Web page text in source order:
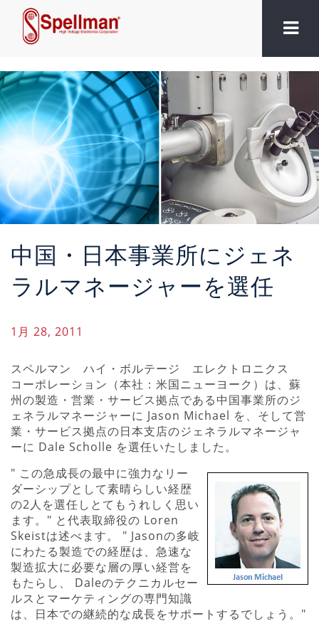
中国・日本事業所にジェネ
ラルマネージャーを選任
1月 28, 2011
スペルマン ハイ・ボルテージ エレクトロニクス
コーポレーション（本社：米国ニューヨーク）は、蘇
州の製造・営業・サービス拠点である中国事業所のジ
ェネラルマネージャーに Jason Michael を、そして営
業・サービス拠点の日本支店のジェネラルマネージャ
ーに Dale Scholle を選任いたしました。
" この急成長の最中に強力なリー
ダーシップとして素晴らしい経歴
の2人を選任しとてもうれしく思い
ます。" と代表取締役の Loren
Skeistは述べます。 " Jasonの多岐
にわたる製造での経歴は、急速な
製造拡大に必要な層の厚い経営を
もたらし、 Daleのテクニカルセー
ルスとマーケティングの専門知識
は、日本での継続的な成長をサポートするでしょう。"